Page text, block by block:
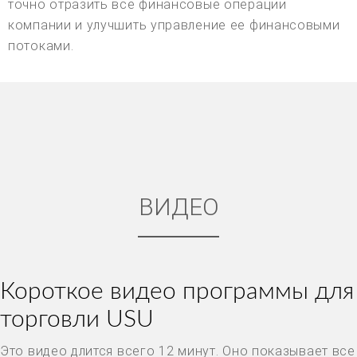
точно отразить все финансовые операции
компании и улучшить управление ее финансовыми
потоками.
ВИДЕО
Короткое видео программы для
торговли USU
Это видео длится всего 12 минут. Оно показывает все